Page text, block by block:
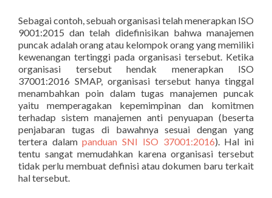
Sebagai contoh, sebuah organisasi telah menerapkan ISO
9001:2015 dan telah didefinisikan bahwa manajemen
puncak adalah orang atau kelompok orang yang memiliki
kewenangan tertinggi pada organisasi tersebut. Ketika
organisasi tersebut hendak menerapkan ISO
37001:2016 SMAP, organisasi tersebut hanya tinggal
menambahkan poin dalam tugas manajemen puncak
yaitu memperagakan kepemimpinan dan komitmen
terhadap sistem manajemen anti penyuapan (beserta
penjabaran tugas di bawahnya sesuai dengan yang
tertera dalampanduan SNI ISO 37001:2016). Hal ini
tentu sangat memudahkan karena organisasi tersebut
tidak perlu membuat definisi atau dokumen baru terkait
hal tersebut.